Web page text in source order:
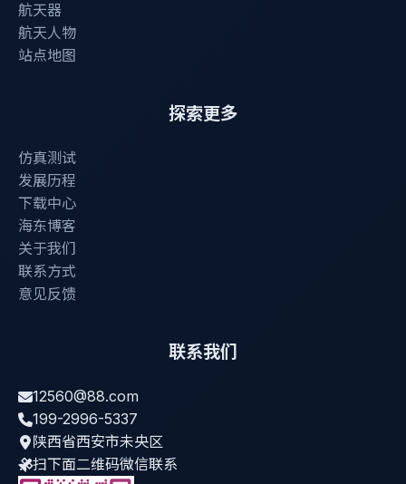
航天器
航天人物
站点地图
探索更多
仿真测试
发展历程
下载中心
海东博客
关于我们
联系方式
意见反馈
联系我们
12560@88.com
199-2996-5337
陕西省西安市未央区
扫下面二维码微信联系